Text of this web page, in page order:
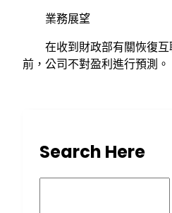
業務展望
在收到財政部有關恢復互
前，公司不對盈利進行預測。
Search Here